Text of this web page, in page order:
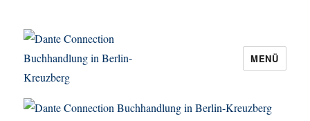
Dante Connection Buchhandlung in
MENÜ